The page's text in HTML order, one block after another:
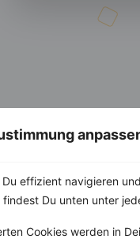
effizient navigieren
Du unten unter
Cookies werden in